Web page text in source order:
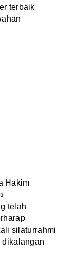
terbaik
Hakim
telah
silaturrahmi
dikalangan